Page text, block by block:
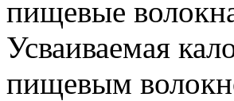
пищевые
Усваиваемая
пищевым